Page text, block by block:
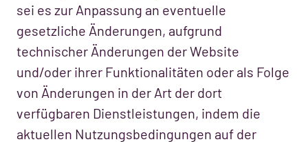
sei es zur Anpassung an eventuelle
gesetzliche Änderungen, aufgrund
technischer Änderungen der Website
und/oder ihrer Funktionalitäten oder als Folge
von Änderungen in der Art der dort
verfügbaren Dienstleistungen, indem die
aktuellen Nutzungsbedingungen auf der